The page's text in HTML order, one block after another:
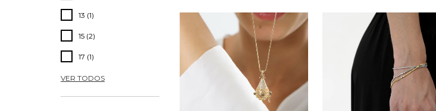
13 (1)
15 (2)
17 (1)
VER TODOS